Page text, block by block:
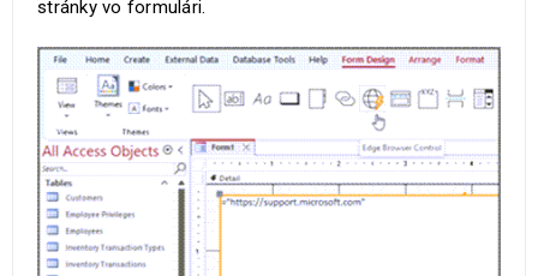
stránky vo formulári.